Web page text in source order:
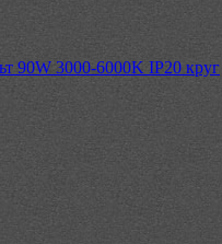
90W 3000-6000K IP20 круг